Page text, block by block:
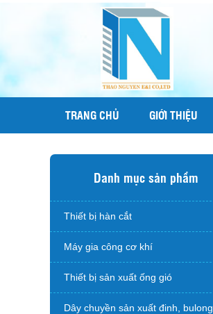
TRANG CHỦ GIỚI THIỆU
Danh mục sản phẩm
Thiết bị hàn cắt
Máy gia công cơ khí
Thiết bị sản xuất ống gió
Dây chuyền sản xuất đinh, bulong